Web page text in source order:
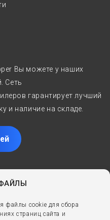
ФАЙЛЫ
файлы cookie для сбора
страниц сайта и
Вы можете у наших
Сеть
гарантирует лучший
и наличие на складе.
разработке,